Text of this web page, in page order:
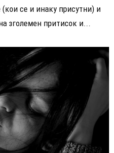
(кои се и инаку присутни) и
зголемен притисок и...